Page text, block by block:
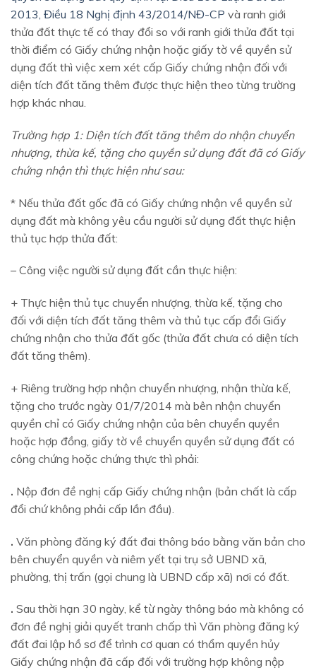
2013, Điều 18 Nghị định 43/2014/NĐ-CP và ranh giới
thửa đất thực tế có thay đổi so với ranh giới thửa đất tại
thời điểm có Giấy chứng nhận hoặc giấy tờ về quyền sử
dụng đất thì việc xem xét cấp Giấy chứng nhận đối với
diện tích đất tăng thêm được thực hiện theo từng trường
hợp khác nhau.
Trường hợp 1: Diện tích đất tăng thêm do nhận chuyển
nhượng, thừa kế, tặng cho quyền sử dụng đất đã có Giấy
chứng nhận thì thực hiện như sau:
* Nếu thửa đất gốc đã có Giấy chứng nhận về quyền sử
dụng đất mà không yêu cầu người sử dụng đất thực hiện
thủ tục hợp thửa đất:
– Công việc người sử dụng đất cần thực hiện:
+ Thực hiện thủ tục chuyển nhượng, thừa kế, tặng cho
đối với diện tích đất tăng thêm và thủ tục cấp đổi Giấy
chứng nhận cho thửa đất gốc (thửa đất chưa có diện tích
đất tăng thêm).
+ Riêng trường hợp nhận chuyển nhượng, nhận thừa kế,
tặng cho trước ngày 01/7/2014 mà bên nhận chuyển
quyền chỉ có Giấy chứng nhận của bên chuyển quyền
hoặc hợp đồng, giấy tờ về chuyển quyền sử dụng đất có
công chứng hoặc chứng thực thì phải:
. Nộp đơn đề nghị cấp Giấy chứng nhận (bản chất là cấp
đổi chứ không phải cấp lần đầu).
. Văn phòng đăng ký đất đai thông báo bằng văn bản cho
bên chuyển quyền và niêm yết tại trụ sở UBND xã,
phường, thị trấn (gọi chung là UBND cấp xã) nơi có đất.
. Sau thời hạn 30 ngày, kể từ ngày thông báo mà không có
đơn đề nghị giải quyết tranh chấp thì Văn phòng đăng ký
đất đai lập hồ sơ để trình cơ quan có thẩm quyền hủy
Giấy chứng nhận đã cấp đối với trường hợp không nộp